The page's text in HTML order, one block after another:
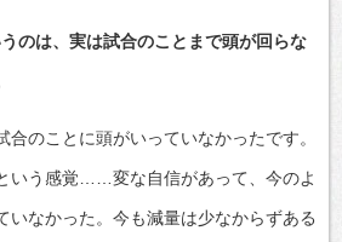
のは、実は試合のことまで頭が回らな
合のことに頭がいっていなかったです。
いう感覚……変な自信があって、今のよ
いなかった。今も減量は少なからずある